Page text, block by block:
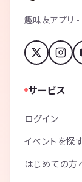
趣味友アプリ -
サービス
ログイン
イベントを探
はじめての方